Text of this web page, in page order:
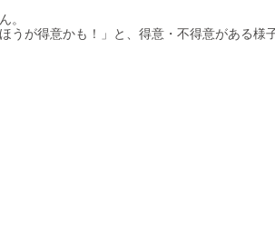
。
うが得意かも！」と、得意・不得意がある様